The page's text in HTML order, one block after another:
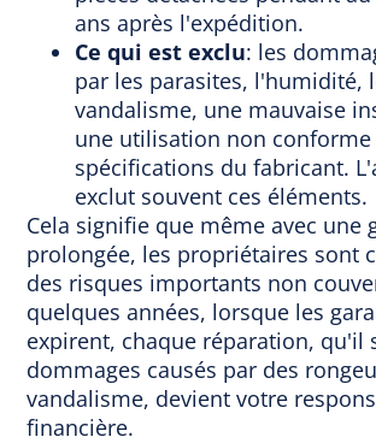
ans après l'expédition.
Ce qui est exclu: les
par les parasites, l'humidité,
vandalisme, une mauvaise
une utilisation non conforme
spécifications du fabricant.
exclut souvent ces éléments.
Cela signifie que même avec une
prolongée, les propriétaires sont
des risques importants non
quelques années, lorsque les
expirent, chaque réparation, qu'il
dommages causés par des
vandalisme, devient votre
financière.